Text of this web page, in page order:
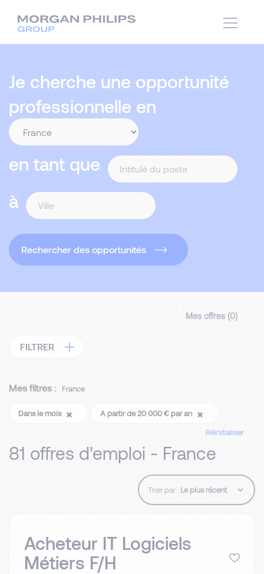
Je cherche une opportunité
professionnelle en
en tant que
à
Rechercher des opportunités
Mes offres (0)
FILTRER
Mes filtres : France
Dans le mois
A partir de 20 000 € par an
Réinitialiser
81 offres d'emploi - France
Trier par :
Acheteur IT Logiciels
Métiers F/H